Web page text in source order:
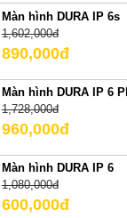
Màn hình DURA IP 6s
1,602,000đ
890,000đ
Màn hình DURA IP 6
1,728,000đ
960,000đ
Màn hình DURA IP 6
1,080,000đ
600,000đ